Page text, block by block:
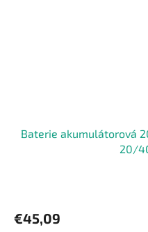
Baterie akumulátorová
20/
€45,09